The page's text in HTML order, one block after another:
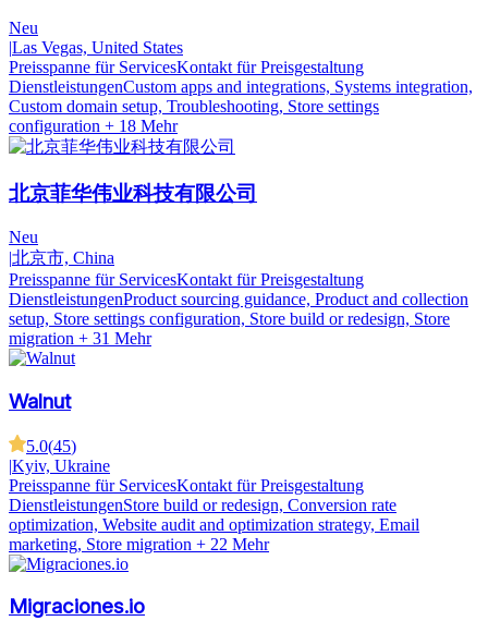
Neu
|Las Vegas, United States
Preisspanne für ServicesKontakt für Preisgestaltung
DienstleistungenCustom apps and integrations, Systems integration,
Custom domain setup, Troubleshooting, Store settings
configuration + 18 Mehr
北京菲华伟业科技有限公司
Neu
|北京市, China
Preisspanne für ServicesKontakt für Preisgestaltung
DienstleistungenProduct sourcing guidance, Product and collection
setup, Store settings configuration, Store build or redesign, Store
migration + 31 Mehr
Walnut
5.0(45)
|Kyiv, Ukraine
Preisspanne für ServicesKontakt für Preisgestaltung
DienstleistungenStore build or redesign, Conversion rate
optimization, Website audit and optimization strategy, Email
marketing, Store migration + 22 Mehr
Migraciones.io